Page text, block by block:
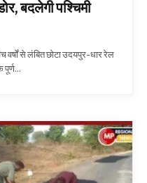
बदलेगी पश्चिमी
से लंबित छोटा उदयपुर-धार रेल
पूर्ण…